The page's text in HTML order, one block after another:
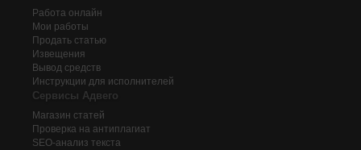
Работа онлайн
Мои работы
Продать статью
Извещения
Вывод средств
Инструкции для исполнителей
Сервисы Адвего
Магазин статей
Проверка на антиплагиат
SEO-анализ текста